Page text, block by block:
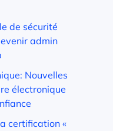
de sécurité
admin
Nouvelles
électronique
certification «